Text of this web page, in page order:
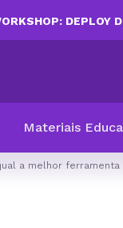
DEPLOY
Materiais
a melhor